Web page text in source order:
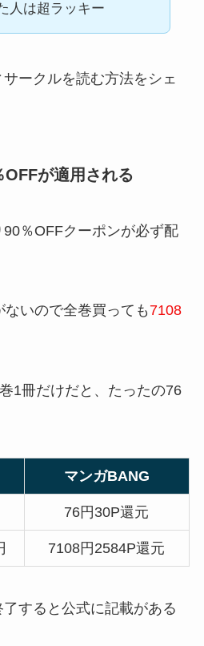
人は超ラッキー
ークルを読む方法をシェ
が適用される
％OFFクーポンが必ず配
いので全巻買っても 7108
1冊だけだと、たったの76
マンガBANG
76円 30P還元
7108円 2584P還元
すると公式に記載がある